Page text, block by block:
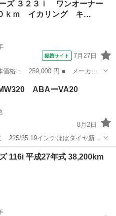
ね備えた車です。 スリーサイズは
ーズ ３２３ｉ ワンオーナー
ｋｍ イカリング キ…
提携サイト 7月27日
ズ ■ グレード名： ３２３
ｍ イカリング キセノンヘッ
17年式 BMW320 ABAーVA20
8月2日
225/35 19インチほぼタイヤ新
サンルーフ
116i 平成27年式 38,200km